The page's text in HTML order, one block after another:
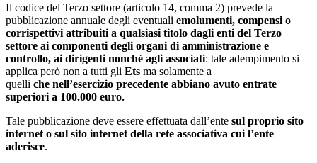
Il codice del Terzo settore (articolo 14, comma 2) prevede la
pubblicazione annuale degli eventuali emolumenti, compensi o
corrispettivi attribuiti a qualsiasi titolo dagli enti del Terzo
settore ai componenti degli organi di amministrazione e
controllo, ai dirigenti nonché agli associati: tale adempimento si
applica però non a tutti gli Ets ma solamente a
quelli che nell’esercizio precedente abbiano avuto entrate
superiori a 100.000 euro.
Tale pubblicazione deve essere effettuata dall’ente sul proprio sito
internet o sul sito internet della rete associativa cui l’ente
aderisce.